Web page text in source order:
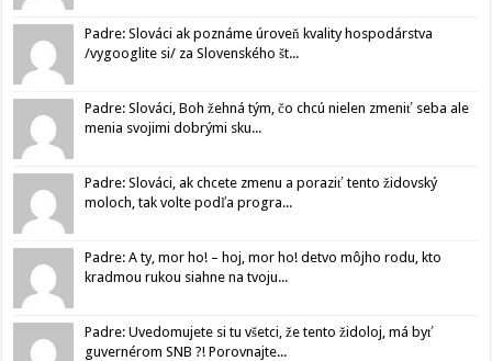
Padre: Slováci ak poznáme úroveň kvality hospodárstva
/vygooglite si/ za Slovenského št...
Padre: Slováci, Boh žehná tým, čo chcú nielen zmeniť seba ale
menia svojimi dobrými sku...
Padre: Slováci, ak chcete zmenu a poraziť tento židovský
moloch, tak volte podľa progra...
Padre: A ty, mor ho! – hoj, mor ho! detvo môjho rodu, kto
kradmou rukou siahne na tvoju...
Padre: Uvedomujete si tu všetci, že tento židoloj, má byť
guvernérom SNB ?! Porovnajte...